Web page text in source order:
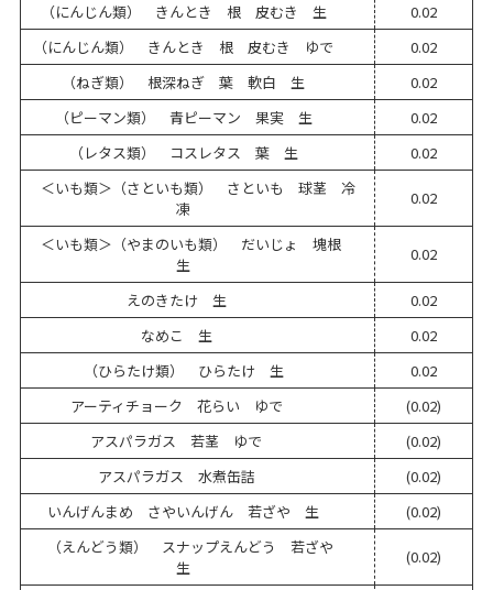
（にんじん類） きんとき 根 皮むき 生
0.02
（にんじん類） きんとき 根 皮むき ゆで
0.02
（ねぎ類） 根深ねぎ 葉 軟白 生
0.02
（ピーマン類） 青ピーマン 果実 生
0.02
（レタス類） コスレタス 葉 生
0.02
＜いも類＞（さといも類） さといも 球茎 冷
凍
0.02
＜いも類＞（やまのいも類） だいじょ 塊根
生
0.02
えのきたけ 生
0.02
なめこ 生
0.02
（ひらたけ類） ひらたけ 生
0.02
アーティチョーク 花らい ゆで
(0.02)
アスパラガス 若茎 ゆで
(0.02)
アスパラガス 水煮缶詰
(0.02)
いんげんまめ さやいんげん 若ざや 生
(0.02)
（えんどう類） スナップえんどう 若ざや
生
(0.02)